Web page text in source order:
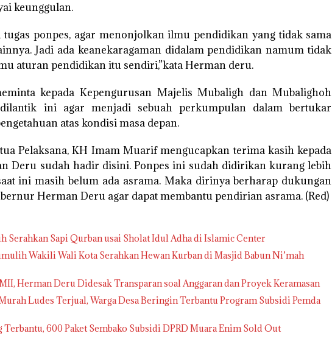
keunggulan.
tugas ponpes, agar menonjolkan ilmu pendidikan yang tidak sama
Jadi ada keanekaragaman didalam pendidikan namum tidak
aturan pendidikan itu sendiri,”kata Herman deru.
kepada Kepengurusan Majelis Mubaligh dan Mubalighoh
ini agar menjadi sebuah perkumpulan dalam bertukar
atas kondisi masa depan.
Pelaksana, KH Imam Muarif mengucapkan terima kasih kepada
Deru sudah hadir disini. Ponpes ini sudah didirikan kurang lebih
ini masih belum ada asrama. Maka dirinya berharap dukungan
Herman Deru agar dapat membantu pendirian asrama. (Red)
Serahkan Sapi Qurban usai Sholat Idul Adha di Islamic Center
Wakili Wali Kota Serahkan Hewan Kurban di Masjid Babun Ni’mah
Herman Deru Didesak Transparan soal Anggaran dan Proyek Keramasan
Ludes Terjual, Warga Desa Beringin Terbantu Program Subsidi Pemda
Terbantu, 600 Paket Sembako Subsidi DPRD Muara Enim Sold Out